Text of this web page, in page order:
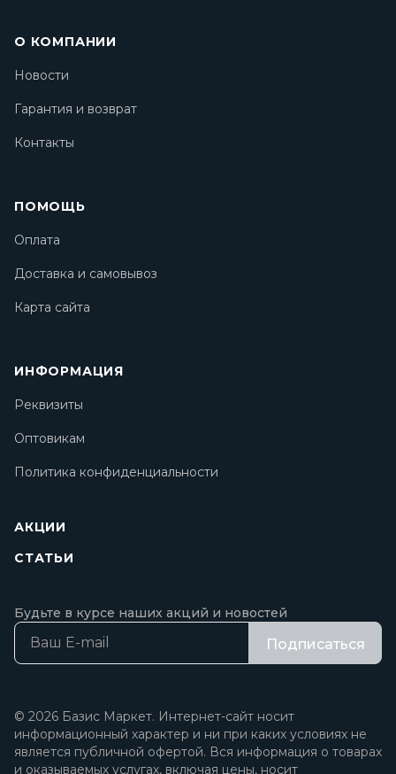
О КОМПАНИИ
Новости
Гарантия и возврат
Контакты
ПОМОЩЬ
Оплата
Доставка и самовывоз
Карта сайта
ИНФОРМАЦИЯ
Реквизиты
Оптовикам
Политика конфиденциальности
АКЦИИ
СТАТЬИ
Будьте в курсе наших акций и новостей
Подписаться
© 2026 Базис Маркет. Интернет-сайт носит
информационный характер и ни при каких условиях не
является публичной офертой. Вся информация о товарах
и оказываемых услугах, включая цены, носит